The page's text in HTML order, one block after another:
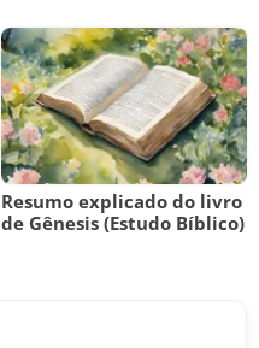
Resumo explicado do livro
de Gênesis (Estudo Bíblico)